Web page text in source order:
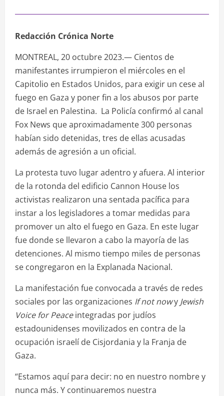
Redacción Crónica Norte
MONTREAL, 20 octubre 2023.— Cientos de
manifestantes irrumpieron el miércoles en el
Capitolio en Estados Unidos, para exigir un cese al
fuego en Gaza y poner fin a los abusos por parte
de Israel en Palestina. La Policía confirmó al canal
Fox News que aproximadamente 300 personas
habían sido detenidas, tres de ellas acusadas
además de agresión a un oficial.
La protesta tuvo lugar adentro y afuera. Al interior
de la rotonda del edificio Cannon House los
activistas realizaron una sentada pacífica para
instar a los legisladores a tomar medidas para
promover un alto el fuego en Gaza. En este lugar
fue donde se llevaron a cabo la mayoría de las
detenciones. Al mismo tiempo miles de personas
se congregaron en la Explanada Nacional.
La manifestación fue convocada a través de redes
sociales por las organizaciones If not nowy Jewish
Voice for Peaceintegradas por judíos
estadounidenses movilizados en contra de la
ocupación israelí de Cisjordania y la Franja de
Gaza.
“Estamos aquí para decir: no en nuestro nombre y
nunca más. Y continuaremos nuestra